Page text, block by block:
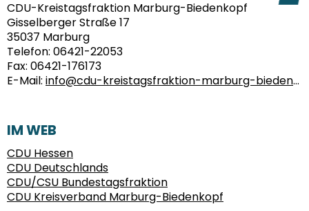
CDU-Kreistagsfraktion Marburg-Biedenkopf
Gisselberger Straße 17
35037 Marburg
Telefon: 06421-22053
Fax: 06421-176173
E-Mail: info@cdu-kreistagsfraktion-marburg-biedenkopf.de
IM WEB
CDU Hessen
CDU Deutschlands
CDU/CSU Bundestagsfraktion
CDU Kreisverband Marburg-Biedenkopf